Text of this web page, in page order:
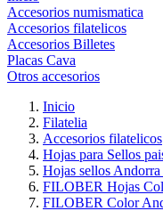
Accesorios numismatica
Accesorios filatelicos
Accesorios Billetes
Placas Cava
Otros accesorios
Inicio
Filatelia
Accesorios filatelicos
Hojas para Sellos
Hojas sellos Andorra
FILOBER Hojas
FILOBER Color